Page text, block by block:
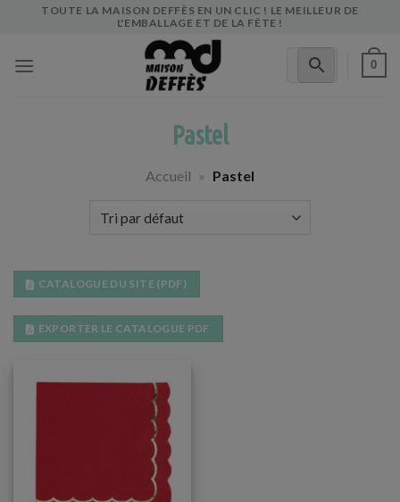
TOUTE LA MAISON DEFFÈS EN UN CLIC ! LE MEILLEUR DE
L'EMBALLAGE ET DE LA FÊTE !
0
Pastel
Accueil » Pastel
CATALOGUE DU SITE (PDF)
EXPORTER LE CATALOGUE PDF